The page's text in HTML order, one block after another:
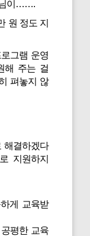
님이…….
원 정도 지
그램 운영
해 주는 걸
펴놓지 않
해결하겠다
지원하지
게 교육받
평한 교육